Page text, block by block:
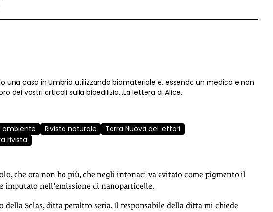
una casa in Umbria utilizzando biomateriale e, essendo un medico e non
dei vostri articoli sulla bioedilizia...La lettera di Alice.
ambiente Rivista naturale
Terra Nuova dei lettori
rivista
che ora non ho più, che negli intonaci va evitato come pigmento il
imputato nell’emissione di nanoparticelle.
della Solas, ditta peraltro seria. Il responsabile della ditta mi chiede